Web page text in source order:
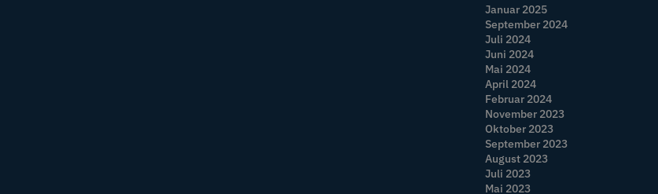
Januar 2025
September 2024
Juli 2024
Juni 2024
Mai 2024
April 2024
Februar 2024
November 2023
Oktober 2023
September 2023
August 2023
Juli 2023
Mai 2023